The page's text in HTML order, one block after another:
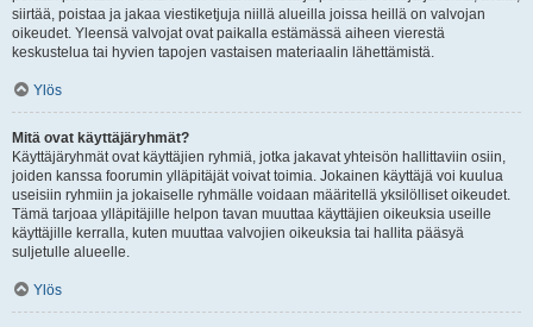
siirtää, poistaa ja jakaa viestiketjuja niillä alueilla joissa heillä on valvojan
oikeudet. Yleensä valvojat ovat paikalla estämässä aiheen vierestä
keskustelua tai hyvien tapojen vastaisen materiaalin lähettämistä.
Ylös
Mitä ovat käyttäjäryhmät?
Käyttäjäryhmät ovat käyttäjien ryhmiä, jotka jakavat yhteisön hallittaviin osiin,
joiden kanssa foorumin ylläpitäjät voivat toimia. Jokainen käyttäjä voi kuulua
useisiin ryhmiin ja jokaiselle ryhmälle voidaan määritellä yksilölliset oikeudet.
Tämä tarjoaa ylläpitäjille helpon tavan muuttaa käyttäjien oikeuksia useille
käyttäjille kerralla, kuten muuttaa valvojien oikeuksia tai hallita pääsyä
suljetulle alueelle.
Ylös